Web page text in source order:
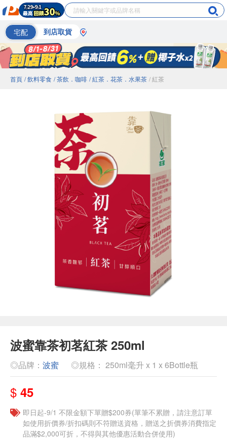
宅配 到店取貨
首頁 / 飲料零食 / 茶飲．咖啡 / 紅茶．花茶．水果茶 / 紅茶
波蜜靠茶初茗紅茶 250ml
◎品牌： 波蜜 ◎規格： 250ml毫升 x 1 x 6Bottle瓶
$ 45
即日起-9/1 不限金額下單贈$200券(單筆不累贈，請注意訂單
如使用折價券/折扣碼則不符贈送資格，贈送之折價券消費指定
品滿$2,000可折，不得與其他優惠活動合併使用)